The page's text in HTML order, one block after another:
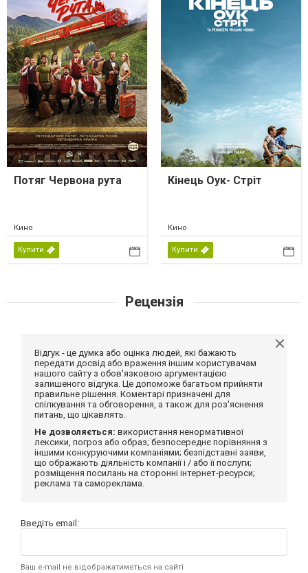
Потяг Червона рута
Кино
Купити
Кінець Оук- Стріт
Кино
Купити
Рецензія
Відгук - це думка або оцінка людей, які бажають
передати досвід або враження іншим користувачам
нашого сайту з обов'язковою аргументацією
залишеного відгука. Це допоможе багатьом прийняти
правильне рішення. Коментарі призначені для
спілкування та обговорення, а також для роз'яснення
питань, що цікавлять.
Не дозволяється: використання ненормативної
лексики, погроз або образ; безпосереднє порівняння з
іншими конкуруючими компаніями; безпідставні заяви,
що ображають діяльність компанії і / або її послуги;
розміщення посилань на сторонні інтернет-ресурси;
реклама та самореклама.
Введіть email:
Ваш e-mail не відображатиметься на сайті